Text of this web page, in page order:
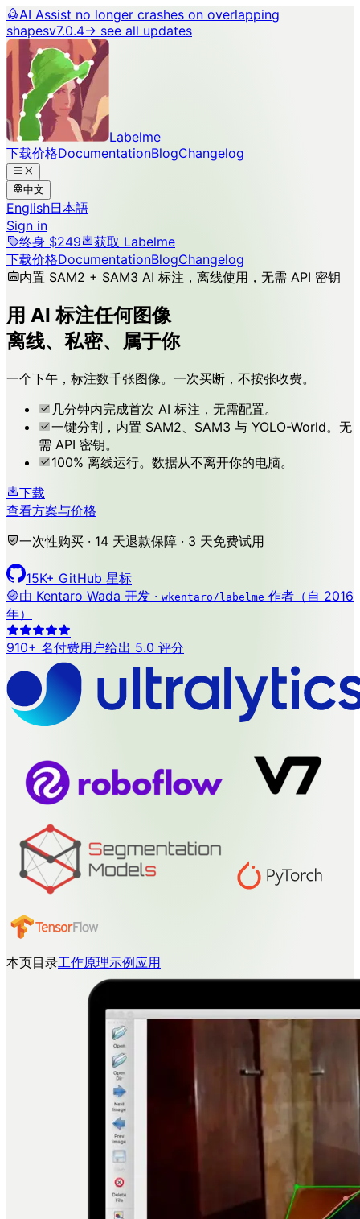
AI Assist no longer crashes on overlapping
shapesv7.0.4→ see all updates
Labelme
下载价格DocumentationBlogChangelog
中文
English日本語
Sign in
终身 $249
获取 Labelme
下载价格DocumentationBlogChangelog
内置 SAM2 + SAM3 AI 标注，离线使用，无需 API 密钥
用 AI 标注任何图像
离线、私密、属于你
一个下午，标注数千张图像。一次买断，不按张收费。
几分钟内完成首次 AI 标注，无需配置。
一键分割，内置 SAM2、SAM3 与 YOLO-World。无
需 API 密钥。
100% 离线运行。数据从不离开你的电脑。
下载
查看方案与价格
一次性购买 · 14 天退款保障 · 3 天免费试用
15K+ GitHub 星标
由 Kentaro Wada 开发 · wkentaro/labelme 作者（自 2016
年）
910+ 名付费用户给出 5.0 评分
本页目录工作原理示例应用